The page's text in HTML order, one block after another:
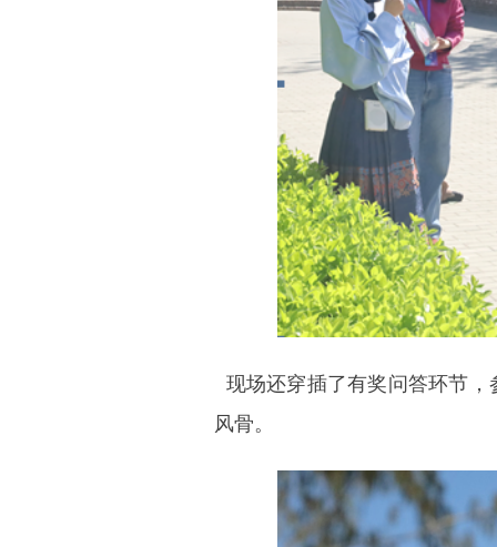
现场还穿插了有奖问答环节
风骨。